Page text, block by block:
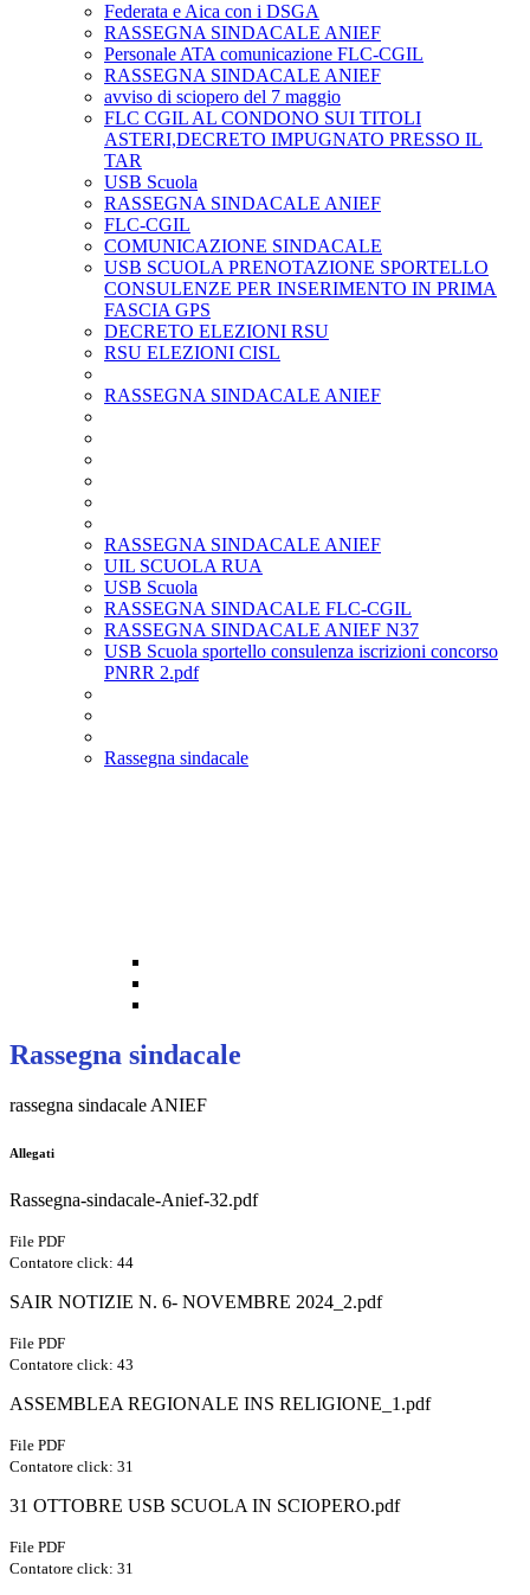
Federata e Aica con i DSGA
RASSEGNA SINDACALE ANIEF
Personale ATA comunicazione FLC-CGIL
RASSEGNA SINDACALE ANIEF
avviso di sciopero del 7 maggio
FLC CGIL AL CONDONO SUI TITOLI
ASTERI,DECRETO IMPUGNATO PRESSO IL
TAR
USB Scuola
RASSEGNA SINDACALE ANIEF
FLC-CGIL
COMUNICAZIONE SINDACALE
USB SCUOLA PRENOTAZIONE SPORTELLO
CONSULENZE PER INSERIMENTO IN PRIMA
FASCIA GPS
DECRETO ELEZIONI RSU
RSU ELEZIONI CISL
RASSEGNA SINDACALE ANIEF
RASSEGNA SINDACALE ANIEF
UIL SCUOLA RUA
USB Scuola
RASSEGNA SINDACALE FLC-CGIL
RASSEGNA SINDACALE ANIEF N37
USB Scuola sportello consulenza iscrizioni concorso
PNRR 2.pdf
Rassegna sindacale
Rassegna sindacale
rassegna sindacale ANIEF
Allegati
Rassegna-sindacale-Anief-32.pdf
File PDF
Contatore click: 44
SAIR NOTIZIE N. 6- NOVEMBRE 2024_2.pdf
File PDF
Contatore click: 43
ASSEMBLEA REGIONALE INS RELIGIONE_1.pdf
File PDF
Contatore click: 31
31 OTTOBRE USB SCUOLA IN SCIOPERO.pdf
File PDF
Contatore click: 31